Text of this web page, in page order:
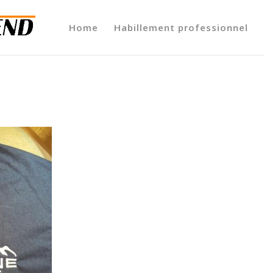
Home Habillement professionnel